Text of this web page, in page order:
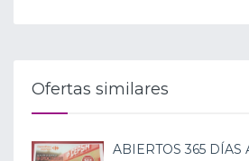
Ofertas similares
ABIERTOS 365 DÍAS